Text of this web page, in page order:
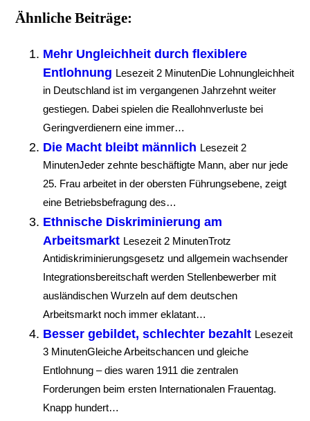
Ähnliche Beiträge:
Mehr Ungleichheit durch flexiblere
Entlohnung Lesezeit 2 MinutenDie Lohnungleichheit
in Deutschland ist im vergangenen Jahrzehnt weiter
gestiegen. Dabei spielen die Reallohnverluste bei
Geringverdienern eine immer…
Die Macht bleibt männlich Lesezeit 2
MinutenJeder zehnte beschäftigte Mann, aber nur jede
25. Frau arbeitet in der obersten Führungsebene, zeigt
eine Betriebsbefragung des…
Ethnische Diskriminierung am
Arbeitsmarkt Lesezeit 2 MinutenTrotz
Antidiskriminierungsgesetz und allgemein wachsender
Integrationsbereitschaft werden Stellenbewerber mit
ausländischen Wurzeln auf dem deutschen
Arbeitsmarkt noch immer eklatant…
Besser gebildet, schlechter bezahlt Lesezeit
3 MinutenGleiche Arbeitschancen und gleiche
Entlohnung – dies waren 1911 die zentralen
Forderungen beim ersten Internationalen Frauentag.
Knapp hundert…